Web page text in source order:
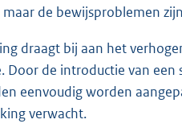
de bewijsproblemen
draagt bij aan het
Door de introductie van
eenvoudig worden
verwacht.